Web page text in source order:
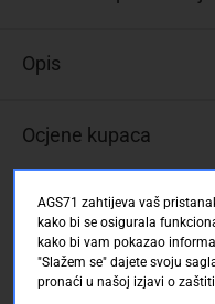
Opis
Ocjene kupaca
AGS71 zahtijeva vaš
kako bi se osigurala
kako bi vam pokazao
"Slažem se" dajete svoju
pronaći u našoj izjavi o